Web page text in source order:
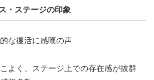
・ステージの印象
な復活に感嘆の声
よく、ステージ上での存在感が抜群